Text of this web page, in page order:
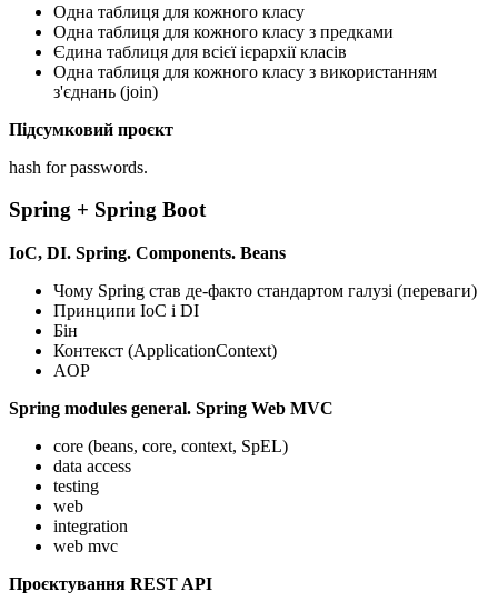
Одна таблиця для кожного класу
Одна таблиця для кожного класу з предками
Єдина таблиця для всієї ієрархії класів
Одна таблиця для кожного класу з використанням
з'єднань (join)
Підсумковий проєкт
hash for passwords.
Spring + Spring Boot
IoC, DI. Spring. Components. Beans
Чому Spring став де-факто стандартом галузі (переваги)
Принципи IoC і DI
Бін
Контекст (ApplicationContext)
AOP
Spring modules general. Spring Web MVC
core (beans, core, context, SpEL)
data access
testing
web
integration
web mvc
Проєктування REST API